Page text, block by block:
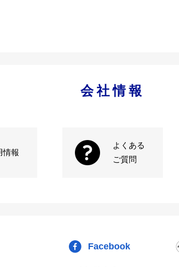
会社情報
情報
よくある
ご質問
Facebook